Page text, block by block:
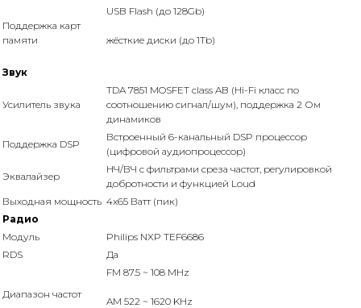
Поддержка карт
памяти
USB Flash (до 128Gb)
жёсткие диски (до 1Tb)
Звук
Усилитель звука
TDA 7851 MOSFET class AB (Hi-Fi класс по
соотношению сигнал/шум), поддержка 2 Ом
динамиков
Поддержка DSP
Встроенный 6-канальный DSP процессор
(цифровой аудиопроцессор)
Эквалайзер
НЧ/ВЧ с фильтрами среза частот, регулировкой
добротности и функцией Loud
Выходная мощность 4x65 Ватт (пик)
Радио
Модуль
Philips NXP TEF6686
RDS
Да
Диапазон частот
FM 87.5 ~ 108 MHz
AM 522 ~ 1620 KHz